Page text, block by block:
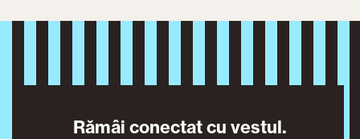
Rămâi conectat cu vestul.